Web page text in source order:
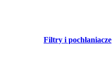
Filtry i pochłaniacze